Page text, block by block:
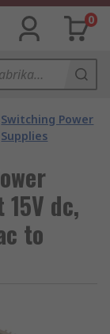
0
Switching Power
Supplies
dc,
to